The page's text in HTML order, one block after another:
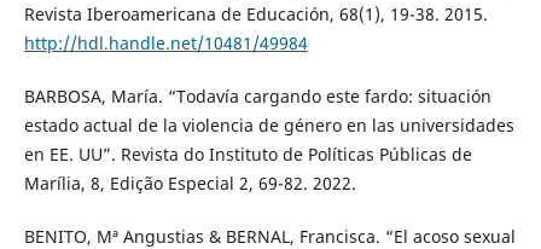
Revista Iberoamericana de Educación, 68(1), 19-38. 2015.
http://hdl.handle.net/10481/49984
BARBOSA, María. “Todavía cargando este fardo: situación
estado actual de la violencia de género en las universidades
en EE. UU”. Revista do Instituto de Políticas Públicas de
Marília, 8, Edição Especial 2, 69-82. 2022.
BENITO, Mª Angustias & BERNAL, Francisca. “El acoso sexual